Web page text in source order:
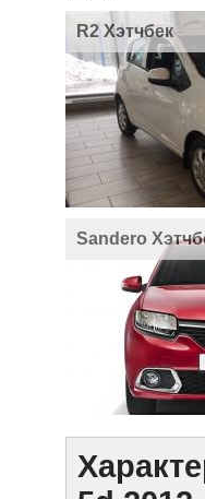
R2 Хэтчбек
Sandero